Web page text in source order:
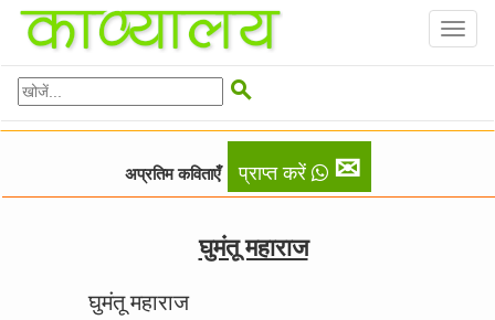

अप्रतिम कविताएँ प्राप्त करें ✉
घुमंतू महाराज
घुमंतू महाराज